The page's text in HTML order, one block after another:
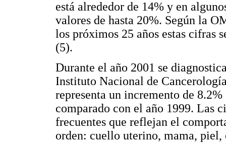
está alrededor de 14% y en
valores de hasta 20%. Según la
los próximos 25 años estas cifras
(5).
Durante el año 2001 se
Instituto Nacional de
representa un incremento de
comparado con el año 1999. Las
frecuentes que reflejan el
orden: cuello uterino, mama,